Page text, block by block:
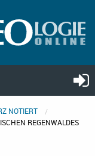
NOTIERT
REGENWALDES